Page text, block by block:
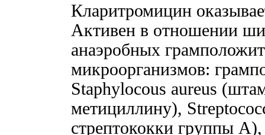
Кларитромицин
Активен в отношении
анаэробных
микроорганизмов:
Staphylocous aureus
метициллину),
стрептококки группы